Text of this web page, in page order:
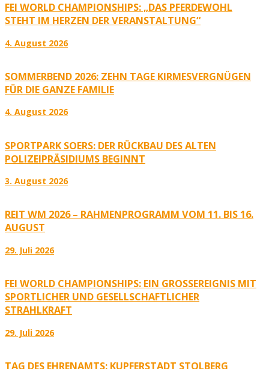
FEI WORLD CHAMPIONSHIPS: „DAS PFERDEWOHL
STEHT IM HERZEN DER VERANSTALTUNG“
4. August 2026
SOMMERBEND 2026: ZEHN TAGE KIRMESVERGNÜGEN
FÜR DIE GANZE FAMILIE
4. August 2026
SPORTPARK SOERS: DER RÜCKBAU DES ALTEN
POLIZEIPRÄSIDIUMS BEGINNT
3. August 2026
REIT WM 2026 – RAHMENPROGRAMM VOM 11. BIS 16.
AUGUST
29. Juli 2026
FEI WORLD CHAMPIONSHIPS: EIN GROSSEREIGNIS MIT S
PORTLICHER UND GESELLSCHAFTLICHER S
TRAHLKRAFT
29. Juli 2026
TAG DES EHRENAMTS: KUPFERSTADT STOLBERG